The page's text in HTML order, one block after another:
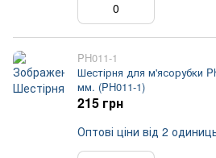
PH011-1
Шестірня для м'ясорубки
мм. (PH011-1)
215 грн
Оптові ціни від 2